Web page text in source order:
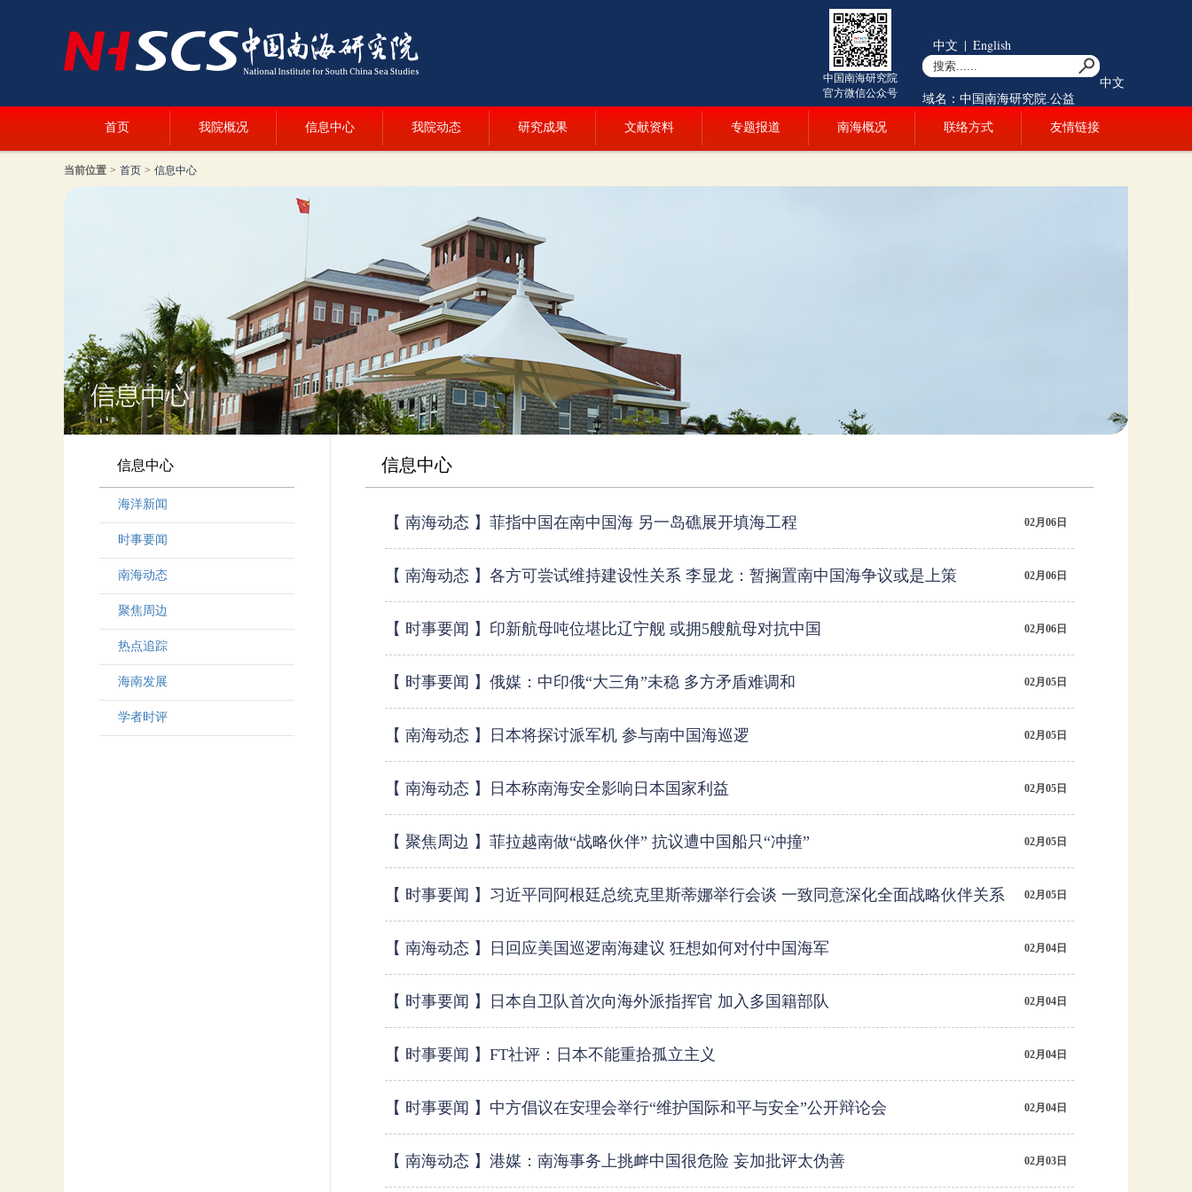
中国南海研究院
官方微信公众号
中文 | English
中文
域名：中国南海研究院.公益
首页 我院概况 信息中心 我院动态 研究成果 文献资料 专题报道 南海概况 联络方式 友情链接
当前位置 > 首页 > 信息中心
信息中心
海洋新闻
时事要闻
南海动态
聚焦周边
热点追踪
海南发展
学者时评
信息中心
【 南海动态 】菲指中国在南中国海 另一岛礁展开填海工程 02月06日
【 南海动态 】各方可尝试维持建设性关系 李显龙：暂搁置南中国海争议或是上策 02月06日
【 时事要闻 】印新航母吨位堪比辽宁舰 或拥5艘航母对抗中国 02月06日
【 时事要闻 】俄媒：中印俄“大三角”未稳 多方矛盾难调和 02月05日
【 南海动态 】日本将探讨派军机 参与南中国海巡逻 02月05日
【 南海动态 】日本称南海安全影响日本国家利益 02月05日
【 聚焦周边 】菲拉越南做“战略伙伴” 抗议遭中国船只“冲撞” 02月05日
【 时事要闻 】习近平同阿根廷总统克里斯蒂娜举行会谈 一致同意深化全面战略伙伴关系 02月05日
【 南海动态 】日回应美国巡逻南海建议 狂想如何对付中国海军 02月04日
【 时事要闻 】日本自卫队首次向海外派指挥官 加入多国籍部队 02月04日
【 时事要闻 】FT社评：日本不能重拾孤立主义 02月04日
【 时事要闻 】中方倡议在安理会举行“维护国际和平与安全”公开辩论会 02月04日
【 南海动态 】港媒：南海事务上挑衅中国很危险 妄加批评太伪善 02月03日